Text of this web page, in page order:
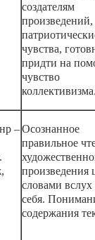
создателям
произведений,
чувства,
придти на
чувство
–Осознанное
правильное
произведения
словами
себя.
содержания